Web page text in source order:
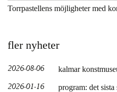
Torrpastellens möjligheter med
fler nyheter
2026-08-06 kalmar
2026-01-16 program: det sista